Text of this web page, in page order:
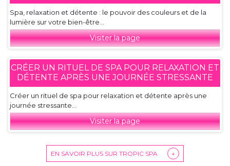
Spa, relaxation et détente : le pouvoir des couleurs et de la
lumière sur votre bien-être...
Visiter la page
CRÉER UN RITUEL DE SPA POUR RELAXATION ET
DÉTENTE APRÈS UNE JOURNÉE STRESSANTE
Créer un rituel de spa pour relaxation et détente après une
journée stressante...
Visiter la page
EN SAVOIR PLUS SUR TROPIC SPA +